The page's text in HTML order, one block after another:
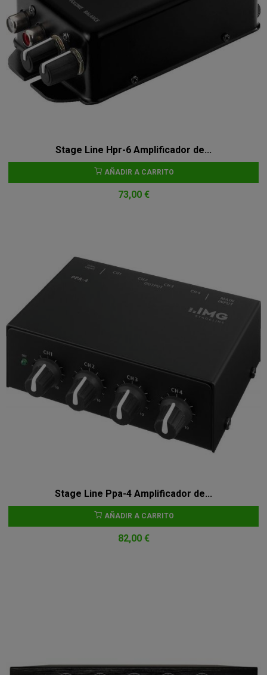
Stage Line Hpr-6 Amplificador de...
AÑADIR A CARRITO
73,00 €
Stage Line Ppa-4 Amplificador de...
AÑADIR A CARRITO
82,00 €